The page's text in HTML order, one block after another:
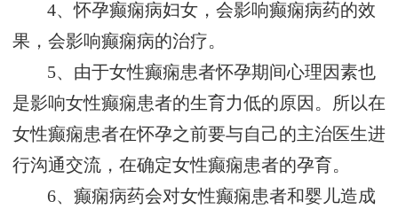
4、怀孕癫痫病妇女，会影响癫痫病药的效
果，会影响癫痫病的治疗。
5、由于女性癫痫患者怀孕期间心理因素也
是影响女性癫痫患者的生育力低的原因。所以在
女性癫痫患者在怀孕之前要与自己的主治医生进
行沟通交流，在确定女性癫痫患者的孕育。
6、癫痫病药会对女性癫痫患者和婴儿造成